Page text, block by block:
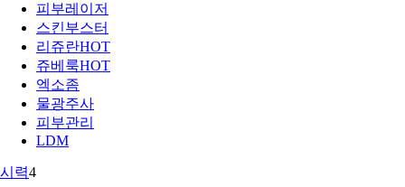
피부레이저
스킨부스터
리쥬란HOT
쥬베룩HOT
엑소좀
물광주사
피부관리
LDM
시력4